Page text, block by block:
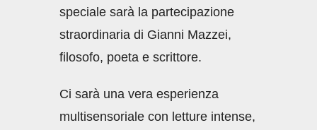
speciale sarà la partecipazione
straordinaria di Gianni Mazzei,
filosofo, poeta e scrittore.
Ci sarà una vera esperienza
multisensoriale con letture intense,